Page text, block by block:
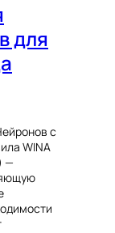
для
с
WINA
—